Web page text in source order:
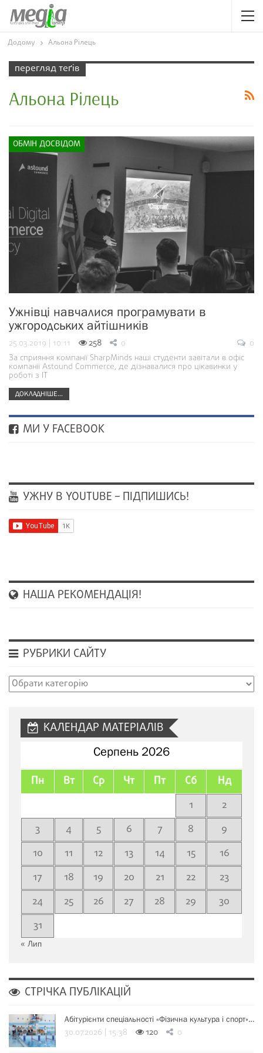
Додому Альона Рілець
перегляд теґів
Альона Рілець
ОБМІН ДОСВІДОМ
Ужнівці навчалися програмувати в
ужгородських айтішників
25.03.2019 | 10:11 258 0
0
За сприяння компанії SharpMinds наші студенти завітали в офіс
компанії Astound Commerce, де дізнавалися про цікавинки у
роботі з ІТ
ДОКЛАДНІШЕ...
МИ У FACEBOOK
УЖНУ В YOUTUBE – ПІДПИШИСЬ!
НАША РЕКОМЕНДАЦІЯ!
РУБРИКИ САЙТУ
Рубрики
КАЛЕНДАР МАТЕРІАЛІВ
Серпень 2026
Пн Вт Ср Чт Пт Сб Нд
1
2
3
4 5 6 7 8
9
10
11 12 13 14 15
16
17
18 19 20 21 22
23
24
25 26 27 28 29
30
31
« Лип
СТРІЧКА ПУБЛІКАЦІЙ
Абітурієнти спеціальності «Фізична культура і спорт»…
30.07.2026 | 15:38 120 0